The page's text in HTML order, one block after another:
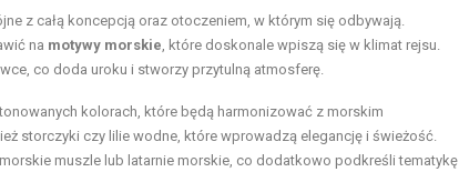
z całą koncepcją oraz otoczeniem, w którym się odbywają.
na motywy morskie, które doskonale wpiszą się w klimat rejsu.
co doda uroku i stworzy przytulną atmosferę.
kolorach, które będą harmonizować z morskim
storczyki czy lilie wodne, które wprowadzą elegancję i świeżość.
muszle lub latarnie morskie, co dodatkowo podkreśli tematykę